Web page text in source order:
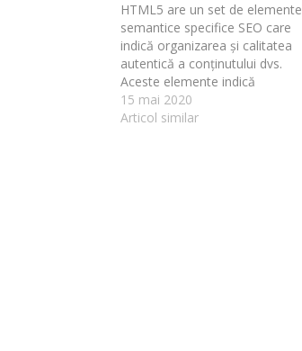
HTML5 are un set de elemente
semantice specifice SEO care
indică organizarea și calitatea
autentică a conținutului dvs.
Aceste elemente indică
motoarelor de căutare și
cititorilor de ecran cum se
15 mai 2020
Articol similar